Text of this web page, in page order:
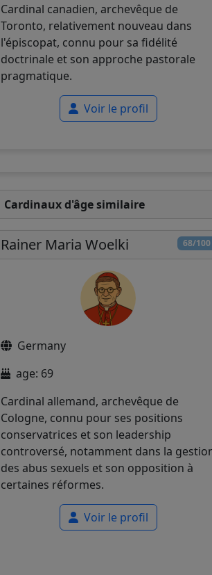
Cardinal canadien, archevêque de
Toronto, relativement nouveau dans
l'épiscopat, connu pour sa fidélité
doctrinale et son approche pastorale
pragmatique.
Voir le profil
Cardinaux d'âge similaire
68/100
Rainer Maria Woelki
Germany
age: 69
Cardinal allemand, archevêque de
Cologne, connu pour ses positions
conservatrices et son leadership
controversé, notamment dans la
des abus sexuels et son opposition à
certaines réformes.
Voir le profil